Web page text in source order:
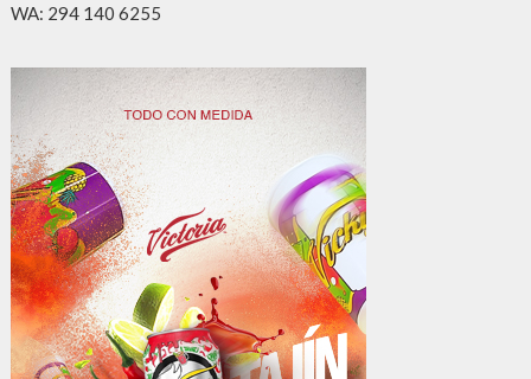
WA: 294 140 6255